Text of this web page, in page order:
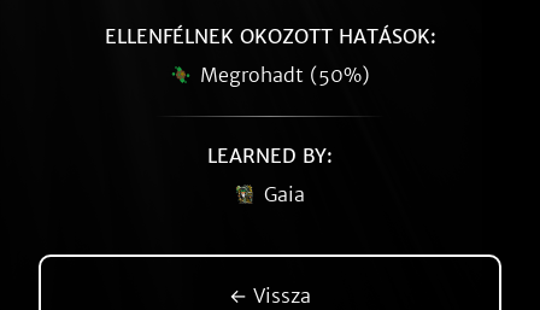
ELLENFÉLNEK OKOZOTT HATÁSOK:
Megrohadt (50%)
LEARNED BY:
Gaia
← Vissza